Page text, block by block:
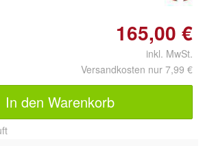
165,00 €
inkl. MwSt.
Versandkosten nur 7,99 €
In den Warenkorb